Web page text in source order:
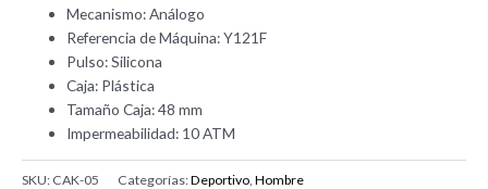
Mecanismo: Análogo
Referencia de Máquina: Y121F
Pulso: Silicona
Caja: Plástica
Tamaño Caja: 48 mm
Impermeabilidad: 10 ATM
SKU: CAK-05 Categorías:Deportivo Hombre